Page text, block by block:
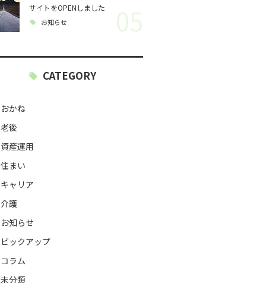
サイトをOPENしました
お知らせ 05
CATEGORY
おかね
老後
資産運用
住まい
キャリア
介護
お知らせ
ピックアップ
コラム
未分類